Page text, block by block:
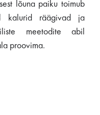
lõuna paiku toimub
kalurid räägivad ja
meetodite abil
proovima.